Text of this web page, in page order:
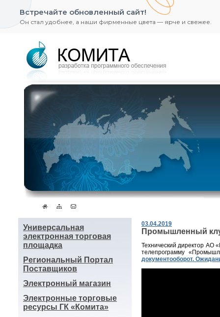
Встречайте обновленный сайт!
Он стал удобнее, а наши фирменные цвета — ярче и свежее.
Универсальная
электронная торговая
площадка
Региональный Портал
Поставщиков
Электронный магазин
Электронные торговые
ресурсы ГК «Комита»
03.04.2019
Промышленный
Технический директор АО
телепрограмму
документооборот.